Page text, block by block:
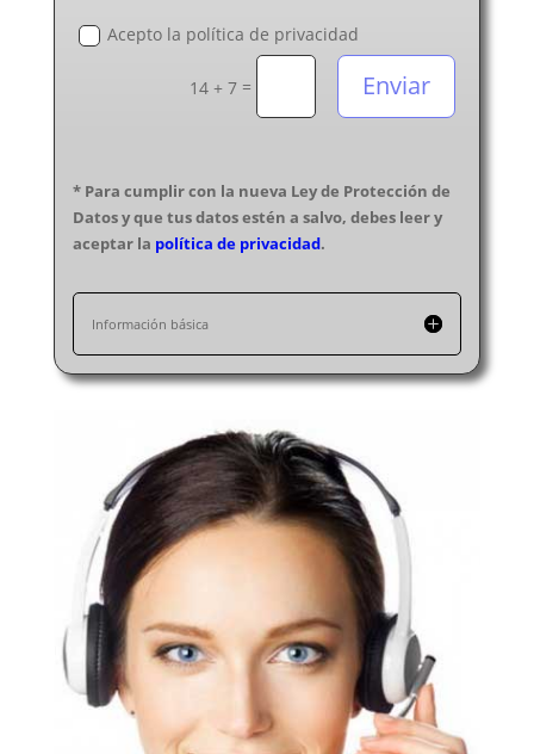
Acepto la política de privacidad
14 + 7 = Enviar
* Para cumplir con la nueva Ley de Protección de
Datos y que tus datos estén a salvo, debes leer y
aceptar la política de privacidad.
Información básica